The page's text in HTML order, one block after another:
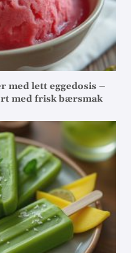
med lett eggedosis –
med frisk bærsmak